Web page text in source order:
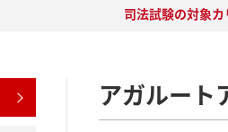
司法試験の対象
アガルート